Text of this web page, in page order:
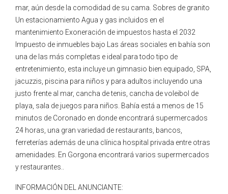
mar, aún desde la comodidad de su cama. Sobres de granito
Un estacionamiento Agua y gas incluidos en el
mantenimiento Exoneración de impuestos hasta el 2032
Impuesto de inmuebles bajo Las áreas sociales en bahía son
una de las más completas e ideal para todo tipo de
entretenimiento, esta incluye un gimnasio bien equipado, SPA,
jacuzzis, piscina para niños y para adultos incluyendo una
justo frente al mar, cancha de tenis, cancha de voleibol de
playa, sala de juegos para niños. Bahía está a menos de 15
minutos de Coronado en donde encontrará supermercados
24 horas, una gran variedad de restaurants, bancos,
ferreterías además de una clínica hospital privada entre otras
amenidades. En Gorgona encontrará varios supermercados
y restaurantes..
INFORMACIÓN DEL ANUNCIANTE: